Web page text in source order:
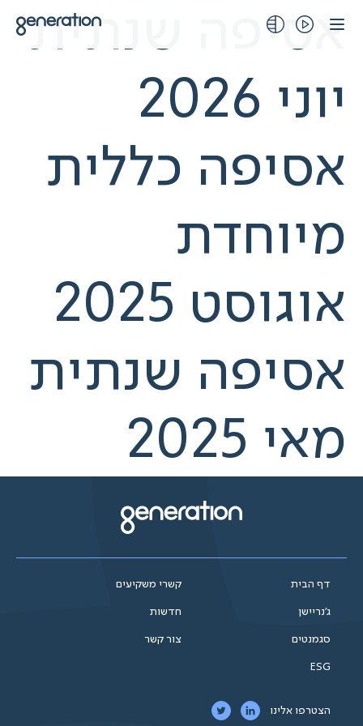
לתוכןאסיפה שנתית
יוני 2026
אסיפה כללית
מיוחדת
אוגוסט 2025
אסיפה שנתית
מאי 2025
דף הבית
ג'נריישן
סגמנטים
ESG
קשרי משקיעים
חדשות
צור קשר
הצטרפו אלינו